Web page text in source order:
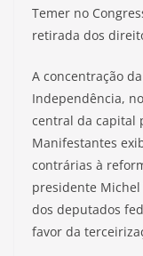
Temer no
retirada dos
A concentração
Independência,
central da capital
Manifestantes
contrárias à
presidente Michel
dos deputados
favor da